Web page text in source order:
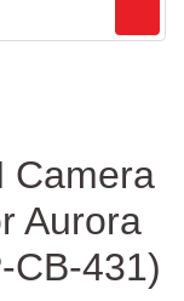
Camera
Aurora
CB-431)